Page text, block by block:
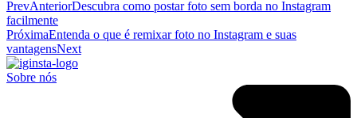
PrevAnteriorDescubra como postar foto sem borda no Instagram
facilmente
PróximaEntenda o que é remixar foto no Instagram e suas
vantagensNext
Sobre nós